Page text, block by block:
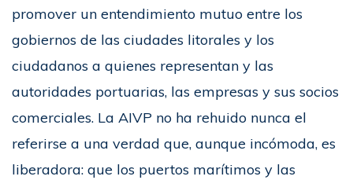
promover un entendimiento mutuo entre los
gobiernos de las ciudades litorales y los
ciudadanos a quienes representan y las
autoridades portuarias, las empresas y sus socios
comerciales. La AIVP no ha rehuido nunca el
referirse a una verdad que, aunque incómoda, es
liberadora: que los puertos marítimos y las